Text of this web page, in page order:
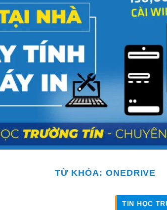
TỪ KHÓA: ONEDRIVE
TIN HỌC